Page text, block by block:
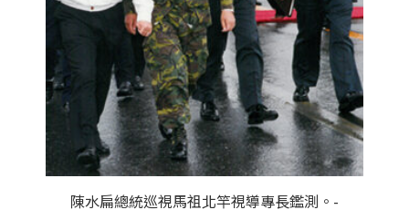
陳水扁總統巡視馬祖北竿視導專長鑑測。-